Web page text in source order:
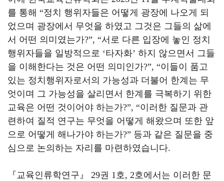
를 통해 “정치 행위자들은 어떻게 광장에 나오게 되
었으며 광장에서 무엇을 하였고 그것은 그들의 삶에
서 어떤 의미였는가?”, “서로 다른 입장에 놓인 정치
행위자들을 일방적으로 ‘타자화’ 하지 않으면서 그들
을 이해한다는 것은 어떤 의미인가?”, “이들이 품고
있는 정치행위자로서의 가능성과 더불어 한계는 무
엇이며 그 가능성을 살리면서 한계를 극복하기 위한
교육은 어떤 것이어야 하는가?”, “이러한 질문과 관
련하여 질적 연구는 무엇을 어떻게 해왔으며 또한 앞
으로 어떻게 해나가야 하는가?” 등과 같은 질문을 중
심으로 논의하는 자리를 마련하였습니다.
『교육인류학연구』 29권 1호, 2호에서는 이러한 문